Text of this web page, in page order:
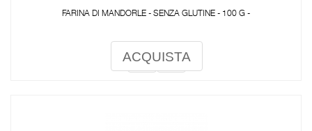
FARINA DI MANDORLE - SENZA GLUTINE - 100 G -
ACQUISTA